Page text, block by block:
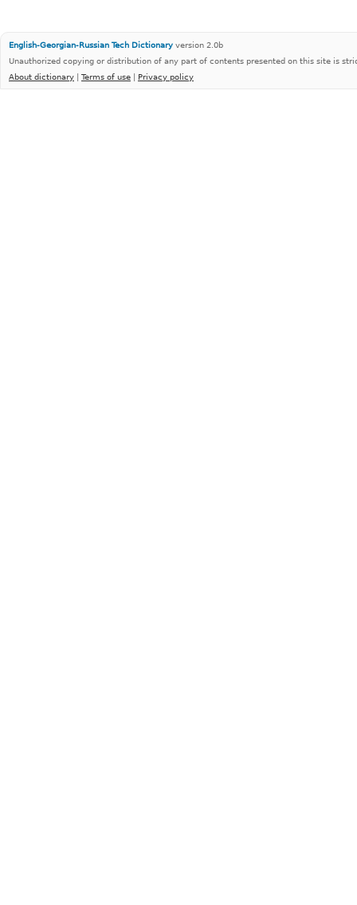
English-Georgian-Russian Tech Dictionary version 2.0b
Unauthorized copying or distribution of any part of contents presented on this site is
About dictionary | Terms of use | Privacy policy